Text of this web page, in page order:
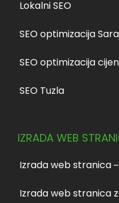
Lokalni SEO
SEO optimizacija
SEO optimizacija
SEO Tuzla
IZRADA WEB
Izrada web stranica
Izrada web stranica